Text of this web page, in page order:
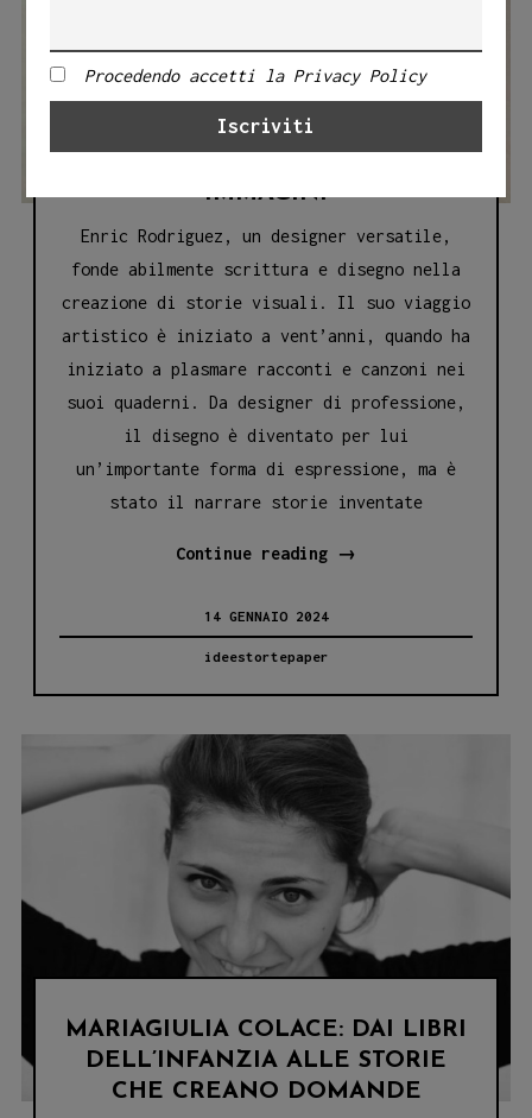
ENRIC RODRIGUEZ: L’ARTISTA
IMMAGINI
Enric Rodriguez, un designer versatile,
fonde abilmente scrittura e disegno nella
creazione di storie visuali. Il suo viaggio
artistico è iniziato a vent’anni, quando ha
iniziato a plasmare racconti e canzoni nei
suoi quaderni. Da designer di professione,
il disegno è diventato per lui
un’importante forma di espressione, ma è
stato il narrare storie inventate
Continue reading ENRIC
ALLE
STORIE
IMMAGINI
→
14 GENNAIO 2024
ideestortepaper
MARIAGIULIA COLACE: DAI LIBRI
DELL’INFANZIA ALLE STORIE
CHE CREANO DOMANDE
Procedendo accetti la Privacy Policy